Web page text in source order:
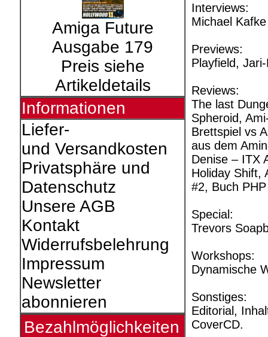
Amiga Future
Ausgabe 179
Preis siehe
Artikeldetails
Informationen
Liefer-
und Versandkosten
Privatsphäre und
Datenschutz
Unsere AGB
Kontakt
Widerrufsbelehrung
Impressum
Newsletter
abonnieren
Bezahlmöglichkeiten
Interviews:
Michael
Previews:
Playfield,
Reviews:
The last
Spheroid,
Brettspiel vs
aus dem
Denise – ITX
Holiday Shift,
#2, Buch
Special:
Trevors
Workshops:
Dynamische
Sonstiges:
Editorial,
CoverCD.